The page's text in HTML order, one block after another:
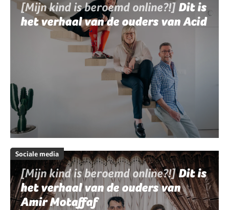
[Mijn kind is beroemd online?!] Dit is
het verhaal van de ouders van Acid
Sociale media
[Mijn kind is beroemd online?!]Dit is
het verhaal van de ouders van
Amir Motaffaf